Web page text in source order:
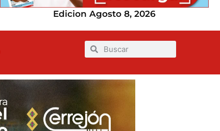
Edicion Agosto 8, 2026